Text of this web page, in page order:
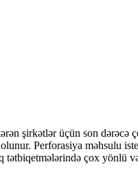
şirkətlər üçün son
Perforasiya məhsulu
tətbiqetmələrində çox yönlü